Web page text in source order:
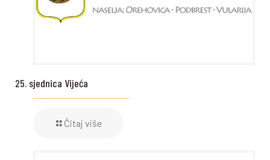
25. sjednica Vijeća
Čitaj više